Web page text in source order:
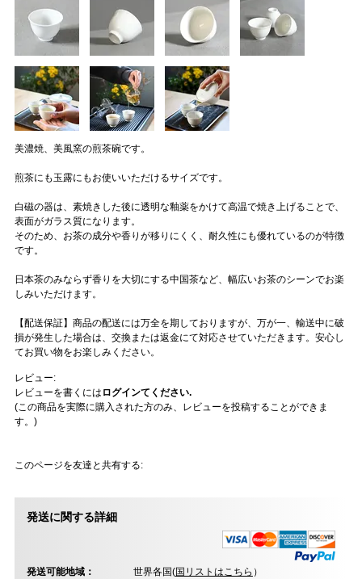
美濃焼、美風窯の煎茶碗です。
煎茶にも玉露にもお使いいただけるサイズです。
白磁の器は、素焼きした後に透明な釉薬をかけて高温で焼き上げることで、
表面がガラス質になります。
そのため、お茶の成分や香りが移りにくく、耐久性にも優れているのが特徴
です。
日本茶のみならず香りを大切にする中国茶など、幅広いお茶のシーンでお楽
しみいただけます。
【配送保証】商品の配送には万全を期しておりますが、万が一、輸送中に破
損が発生した場合は、交換または返金にて対応させていただきます。安心し
てお買い物をお楽しみください。
レビュー:
レビューを書くには ログインてください.
(この商品を実際に購入された方のみ、レビューを投稿することができま
す。)
このページを友達と共有する:
発送に関する詳細
発送可能地域： 世界各国(国リストはこちら ）